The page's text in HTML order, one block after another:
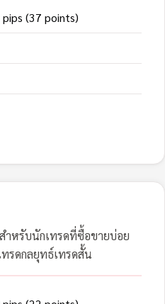
(37 points)
หรับนักเทรดที่ซื้อขายบ่อย
รดกลยุทธ์เทรดสั้น